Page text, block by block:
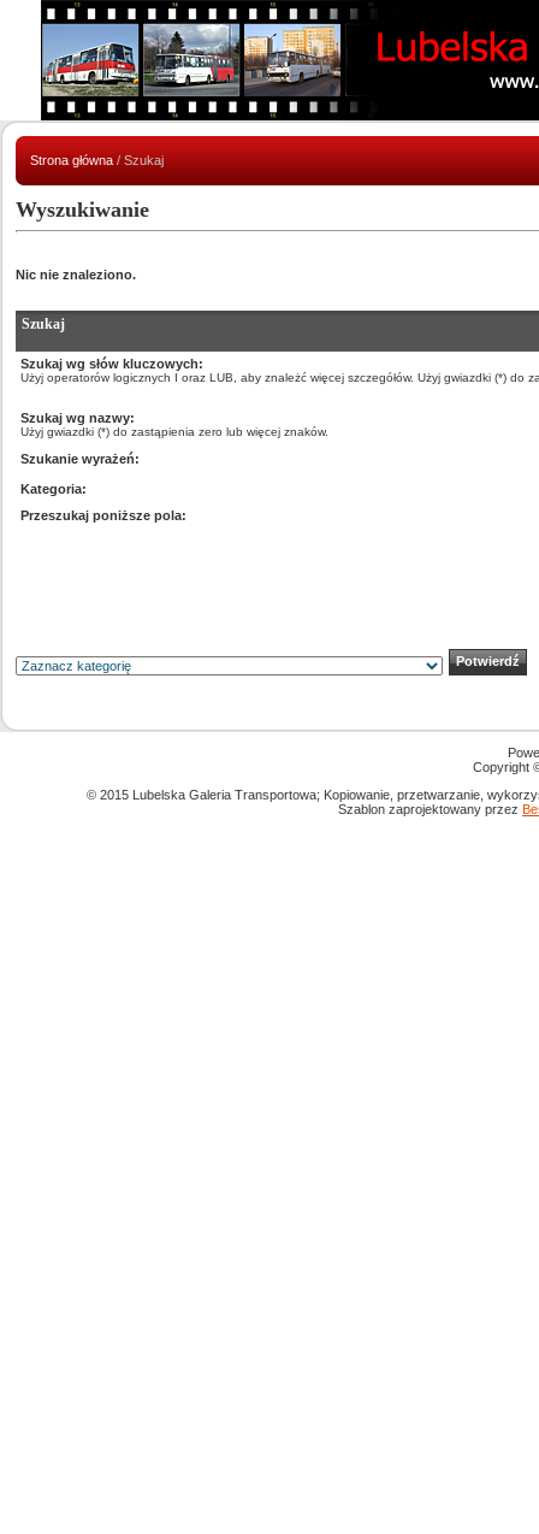
Strona główna / Szukaj
Wyszukiwanie
Nic nie znaleziono.
Szukaj
Szukaj wg słów kluczowych:
Użyj operatorów logicznych I oraz LUB, aby znależć więcej szczegółów. Użyj gwiazdki (*) do
Szukaj wg nazwy:
Użyj gwiazdki (*) do zastąpienia zero lub więcej znaków.
Szukanie wyrażeń:
Kategoria:
Przeszukaj poniższe pola:
Copyright
© 2015 Lubelska Galeria Transportowa; Kopiowanie, przetwarzanie,
Szablon zaprojektowany przez